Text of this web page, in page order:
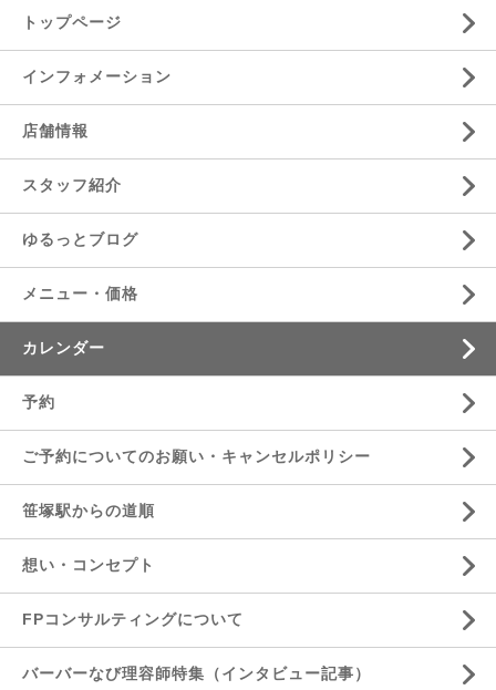
トップページ
インフォメーション
店舗情報
スタッフ紹介
ゆるっとブログ
メニュー・価格
カレンダー
予約
ご予約についてのお願い・キャンセルポリシー
笹塚駅からの道順
想い・コンセプト
FPコンサルティングについて
バーバーなび理容師特集（インタビュー記事）